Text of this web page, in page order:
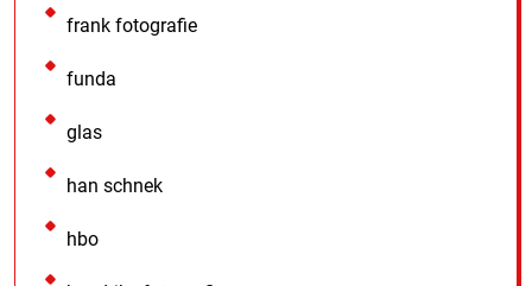
frank fotografie
funda
glas
han schnek
hbo